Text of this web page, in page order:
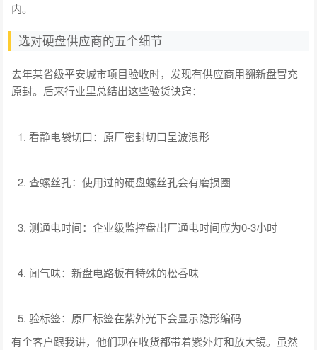
内。
选对硬盘供应商的五个细节
去年某省级平安城市项目验收时，发现有供应商用翻新盘冒充
原封。后来行业里总结出这些验货诀窍：
看静电袋切口：原厂密封切口呈波浪形
查螺丝孔：使用过的硬盘螺丝孔会有磨损圈
测通电时间：企业级监控盘出厂通电时间应为0-3小时
闻气味：新盘电路板有特殊的松香味
验标签：原厂标签在紫外光下会显示隐形编码
有个客户跟我讲，他们现在收货都带着紫外灯和放大镜。虽然